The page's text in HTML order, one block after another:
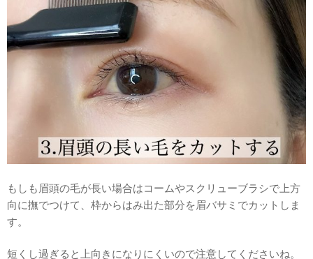
もしも眉頭の毛が長い場合はコームやスクリューブラシで上方
向に撫でつけて、枠からはみ出た部分を眉バサミでカットしま
す。
短くし過ぎると上向きになりにくいので注意してくださいね。